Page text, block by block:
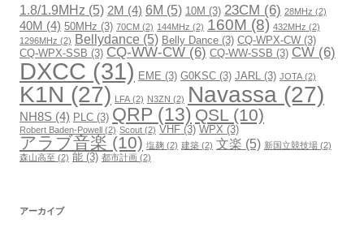
1.8/1.9MHz (5) 2M (4) 6M (5) 10M (3) 23CM (6) 28MHz (2)
40M (4) 50MHz (3) 70CM (2) 144MHz (2) 160M (8) 432MHz (2)
1296MHz (2) Bellydance (5) Belly Dance (3) CQ-WPX-CW (3)
CQ-WPX-SSB (3) CQ-WW-CW (6) CQ-WW-SSB (3) CW (6)
DXCC (31) EME (3) G0KSC (3) JARL (3) JOTA (2)
K1N (27) LFA (2) N3ZN (2) Navassa (27)
NH8S (4) PLC (3) QRP (13) QSL (10)
Robert Baden-Powell (2) Scout (2) VHF (3) WPX (3)
アラブ音楽 (10) 塩麹 (2) 建築 (2) 文楽 (5) 新国立競技場 (2)
森山高至 (2) 能 (3) 都市計画 (2)
アーカイブ